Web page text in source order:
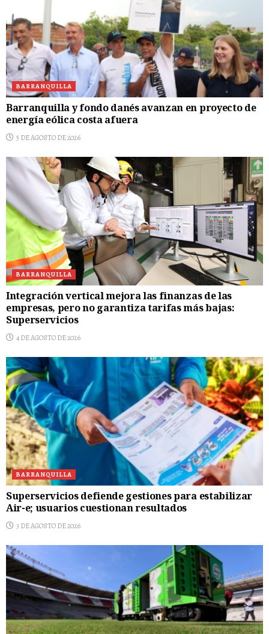
BARRANQUILLA
Barranquilla y fondo danés avanzan en proyecto de
energía eólica costa afuera
5 DE AGOSTO DE 2026
BARRANQUILLA
Integración vertical mejora las finanzas de las
empresas, pero no garantiza tarifas más bajas:
Superservicios
4 DE AGOSTO DE 2026
BARRANQUILLA
Superservicios defiende gestiones para estabilizar
Air-e; usuarios cuestionan resultados
3 DE AGOSTO DE 2026